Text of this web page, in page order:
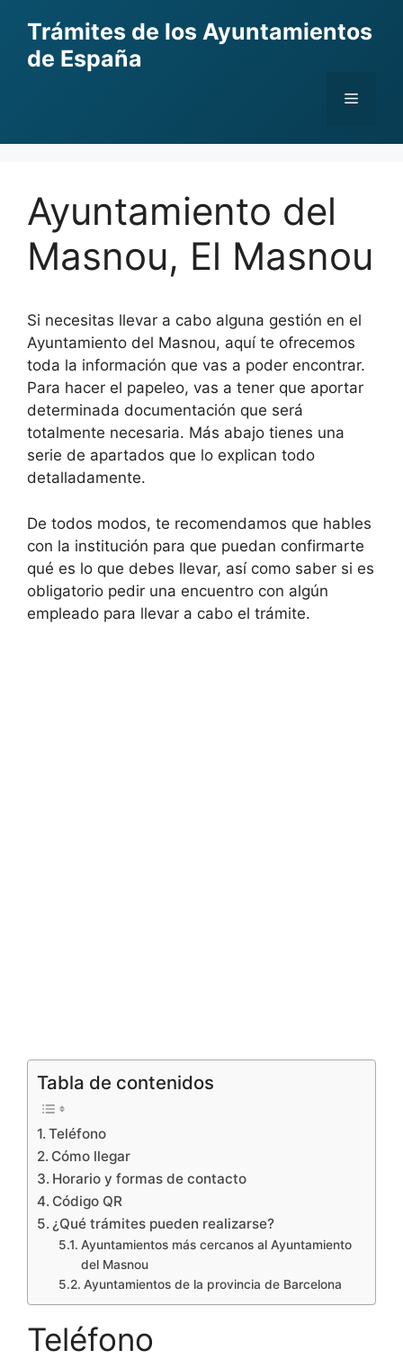
content
Trámites de los Ayuntamientos
de España
Menu
Ayuntamiento del
Masnou, El Masnou
Si necesitas llevar a cabo alguna gestión en el
Ayuntamiento del Masnou, aquí te ofrecemos
toda la información que vas a poder encontrar.
Para hacer el papeleo, vas a tener que aportar
determinada documentación que será
totalmente necesaria. Más abajo tienes una
serie de apartados que lo explican todo
detalladamente.
De todos modos, te recomendamos que hables
con la institución para que puedan confirmarte
qué es lo que debes llevar, así como saber si es
obligatorio pedir una encuentro con algún
empleado para llevar a cabo el trámite.
Tabla de contenidos
Teléfono
Cómo llegar
Horario y formas de contacto
Código QR
¿Qué trámites pueden realizarse?
Ayuntamientos más cercanos al Ayuntamiento
del Masnou
Ayuntamientos de la provincia de Barcelona
Teléfono